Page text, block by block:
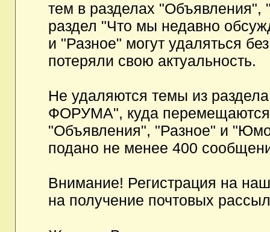
тем в разделах
раздел "Что мы недавно
и "Разное" могут удаляться
потеряли свою актуальность.
Не удаляются темы из
ФОРУМА", куда перемещаются
"Объявления", "Разное" и
подано не менее 400
Внимание! Регистрация на
на получение почтовых